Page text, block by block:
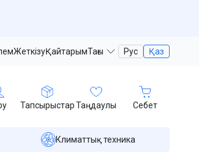
ЖеткізуҚайтарымТағы Рус Қаз
ТапсырыстарТаңдаулы Себет
Климаттық техника